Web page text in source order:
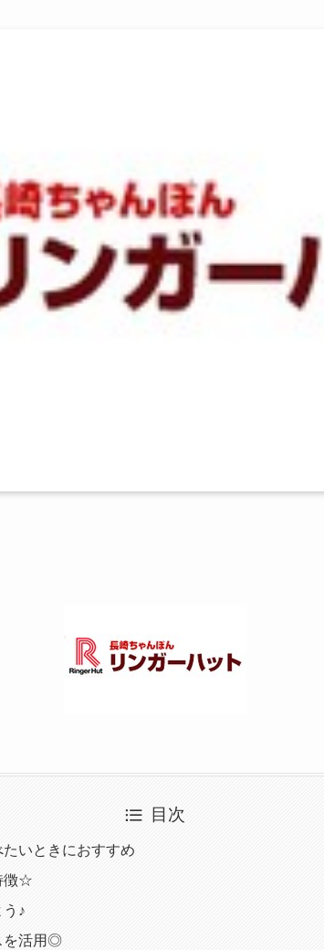
目次
いときにおすすめ
徴☆
♪
を活用◎